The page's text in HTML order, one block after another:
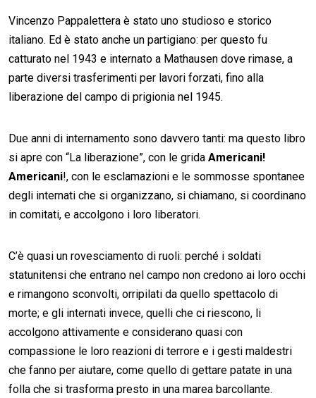
Vincenzo Pappalettera è stato uno studioso e storico
italiano. Ed è stato anche un partigiano: per questo fu
catturato nel 1943 e internato a Mathausen dove rimase, a
parte diversi trasferimenti per lavori forzati, fino alla
liberazione del campo di prigionia nel 1945.
Due anni di internamento sono davvero tanti: ma questo libro
si apre con “La liberazione”, con le grida Americani!
Americani!, con le esclamazioni e le sommosse spontanee
degli internati che si organizzano, si chiamano, si coordinano
in comitati, e accolgono i loro liberatori.
C’è quasi un rovesciamento di ruoli: perché i soldati
statunitensi che entrano nel campo non credono ai loro occhi
e rimangono sconvolti, orripilati da quello spettacolo di
morte; e gli internati invece, quelli che ci riescono, li
accolgono attivamente e considerano quasi con
compassione le loro reazioni di terrore e i gesti maldestri
che fanno per aiutare, come quello di gettare patate in una
folla che si trasforma presto in una marea barcollante.